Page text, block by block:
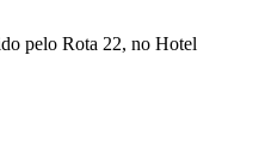
pelo Rota 22, no Hotel